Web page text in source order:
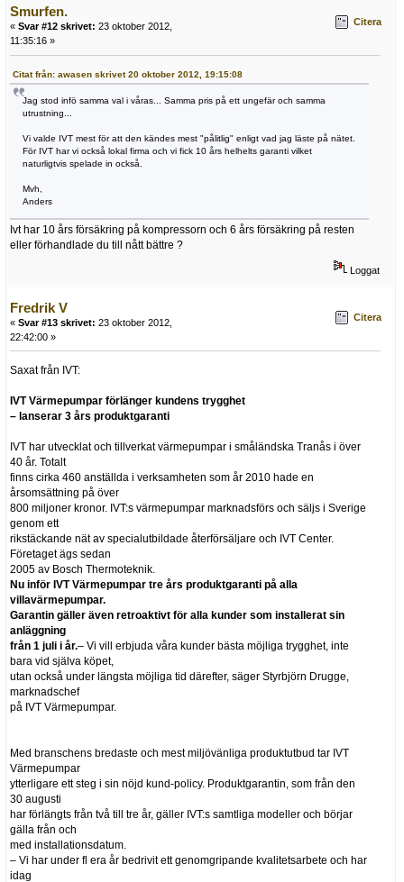
Smurfen.
« Svar #12 skrivet: 23 oktober 2012,
11:35:16 »
Citera
Citat från: awasen skrivet 20 oktober 2012, 19:15:08
Jag stod infö samma val i våras... Samma pris på ett ungefär och samma
utrustning...
Vi valde IVT mest för att den kändes mest "pålitlig" enligt vad jag läste på nätet.
För IVT har vi också lokal firma och vi fick 10 års helhelts garanti vilket
naturligtvis spelade in också.
Mvh,
Anders
Ivt har 10 års försäkring på kompressorn och 6 års försäkring på resten
eller förhandlade du till nått bättre ?
Loggat
Fredrik V
« Svar #13 skrivet: 23 oktober 2012,
22:42:00 »
Citera
Saxat från IVT:
IVT Värmepumpar förlänger kundens trygghet
– lanserar 3 års produktgaranti
IVT har utvecklat och tillverkat värmepumpar i småländska Tranås i över
40 år. Totalt
finns cirka 460 anställda i verksamheten som år 2010 hade en
årsomsättning på över
800 miljoner kronor. IVT:s värmepumpar marknadsförs och säljs i Sverige
genom ett
rikstäckande nät av specialutbildade återförsäljare och IVT Center.
Företaget ägs sedan
2005 av Bosch Thermoteknik.
Nu inför IVT Värmepumpar tre års produktgaranti på alla
villavärmepumpar.
Garantin gäller även retroaktivt för alla kunder som installerat sin
anläggning
från 1 juli i år.– Vi vill erbjuda våra kunder bästa möjliga trygghet, inte
bara vid själva köpet,
utan också under längsta möjliga tid därefter, säger Styrbjörn Drugge,
marknadschef
på IVT Värmepumpar.
Med branschens bredaste och mest miljövänliga produktutbud tar IVT
Värmepumpar
ytterligare ett steg i sin nöjd kund-policy. Produktgarantin, som från den
30 augusti
har förlängts från två till tre år, gäller IVT:s samtliga modeller och börjar
gälla från och
med installationsdatum.
– Vi har under fl era år bedrivit ett genomgripande kvalitetsarbete och har
idag